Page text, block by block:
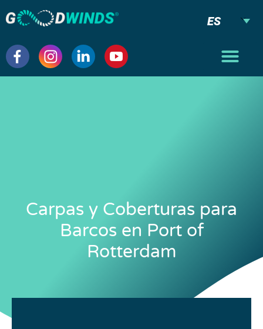
ES
Carpas y Coberturas para
Barcos en Port of
Rotterdam